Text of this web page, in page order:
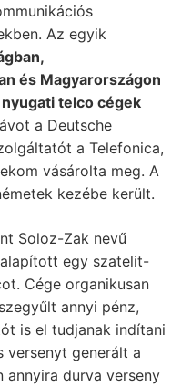
Az egyik
és Magyarországon
telco cégek
a Deutsche
a Telefonica,
vásárolta meg. A
kezébe került.
Soloz-Zak nevű
egy szatelit-
Cége organikusan
annyi pénz,
is el tudjanak indítani
versenyt generált a
annyira durva verseny